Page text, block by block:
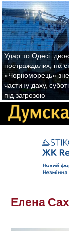
Удар по Одесі: двоє
постраждалих, на
«Чорноморець»
частину даху,
під загрозою
Елена